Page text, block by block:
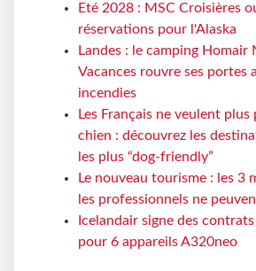
Eté 2028 : MSC Croisières
réservations pour l'Alaska
Landes : le camping Homair
Vacances rouvre ses portes
incendies
Les Français ne veulent
chien : découvrez les
les plus “dog-friendly”
Le nouveau tourisme : les 3
les professionnels ne
Icelandair signe des
pour 6 appareils A320neo